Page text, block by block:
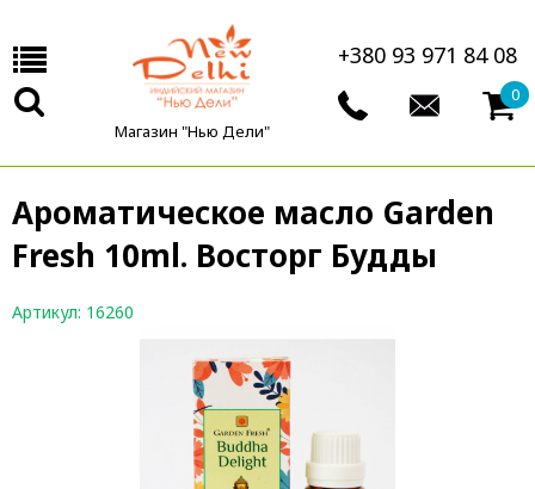
Магазин "Нью Дели"
+380 93 971 84 08
0
Ароматическое масло Garden
Fresh 10ml. Восторг Будды
Артикул: 16260